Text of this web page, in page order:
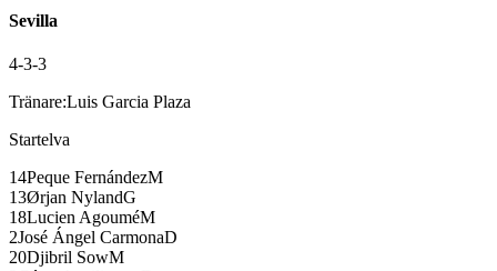
Sevilla
4-3-3
Tränare:Luis Garcia Plaza
Startelva
14Peque FernándezM
13Ørjan NylandG
18Lucien AgouméM
2José Ángel CarmonaD
20Djibril SowM